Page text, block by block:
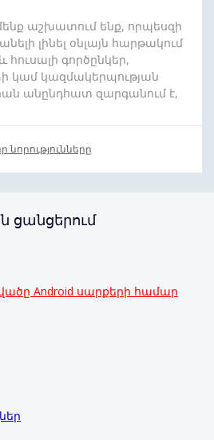
աշխատում ենք, որպեսզի
լինել օնլայն հարթակում
հուսալի գործընկեր,
կամ կազմակերպության
անընդհատ զարգանում է,
հասանելի դարձնենք
: Մեր թիմը
անվճար արագ
ձեր նախընտրած
նորությունները
ցանցերում
Android սարքերի համար